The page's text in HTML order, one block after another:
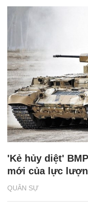
QUÂN SỰ
'Kẻ hủy diệt'
mới của lực